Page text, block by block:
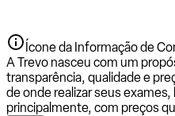
Ícone da Informação de
A Trevo nasceu com um
transparência, qualidade e
de onde realizar seus
principalmente, com preços